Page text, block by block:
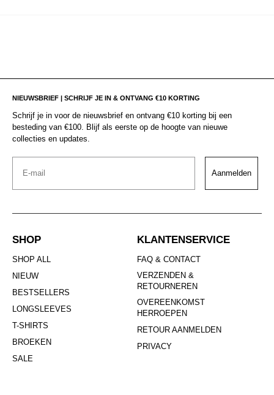
NIEUWSBRIEF | SCHRIJF JE IN & ONTVANG €10 KORTING
Schrijf je in voor de nieuwsbrief en ontvang €10 korting bij een
besteding van €100. Blijf als eerste op de hoogte van nieuwe
collecties en updates.
Email
Aanmelden
SHOP
SHOP ALL
NIEUW
BESTSELLERS
LONGSLEEVES
T-SHIRTS
BROEKEN
SALE
KLANTENSERVICE
FAQ & CONTACT
VERZENDEN &
RETOURNEREN
OVEREENKOMST
HERROEPEN
RETOUR AANMELDEN
PRIVACY